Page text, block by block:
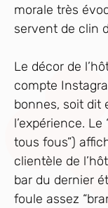
morale très
servent de clin
Le décor de
compte
bonnes, soit dit
l’expérience.
tous fous”)
clientèle de
bar du dernier
foule assez